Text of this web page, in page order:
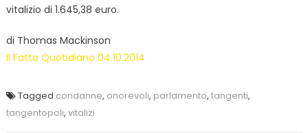
vitalizio di 1.645,38 euro.
di Thomas Mackinson
Il Fatto Quotidiano 04.10.2014
Tagged condanne, onorevoli, parlamento, tangenti,
tangentopoli, vitalizi